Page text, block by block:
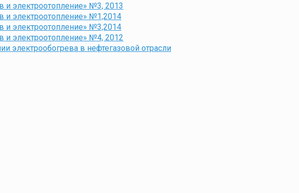
электроотопление» №3, 2013
электроотопление» №1,2014
электроотопление» №3,2014
электроотопление» №4, 2012
электрообогрева в нефтегазовой отрасли